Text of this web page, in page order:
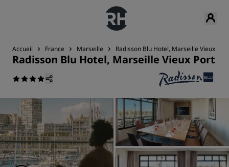
Accueil France Marseille Radisson Blu Hotel, Marseille Vieux Port
Radisson Blu Hotel, Marseille Vieux Port